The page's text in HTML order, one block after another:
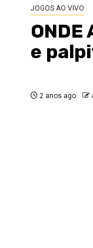
JOGOS AO VIVO
ONDE
e
2 anos ago